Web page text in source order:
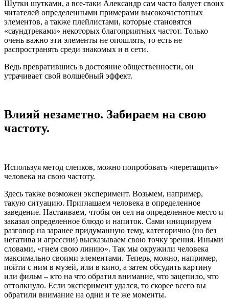
Шутки шутками, а все-таки Александр сам часто балует своих
читателей определенными примерами высокочастотных
элементов, а также плейлистами, которые становятся
«саундтреками» некоторых благоприятных частот. Только
очень важно эти элементы не опошлять, то есть не
распространять среди знакомых и в сети.
Ведь превратившись в достояние общественности, он
утрачивает свой волшебный эффект.
Влияй незаметно. Забираем на свою
частоту.
Используя метод слепков, можно попробовать «перетащить»
человека на свою частоту.
Здесь также возможен эксперимент. Возьмем, например,
такую ситуацию. Приглашаем человека в определенное
заведение. Настаиваем, чтобы он сел на определенное место и
заказал определенное блюдо и напиток. Сами инициируем
разговор на заранее придуманную тему, категорично (но без
негатива и агрессии) высказываем свою точку зрения. Иными
словами, «гнем свою линию». Так мы окружили человека
максимально своими элементами. Теперь, можно, например,
пойти с ним в музей, или в кино, а затем обсудить картину
или фильм – кто на что обратил внимание, что зацепило, что
оттолкнуло. Если эксперимент удался, то скорее всего вы
обратили внимание на одни и те же моменты.